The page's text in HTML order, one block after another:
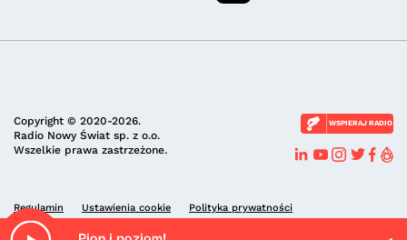
Copyright © 2020-2026.
Radio Nowy Świat sp. z o.o.
Wszelkie prawa zastrzeżone.
WSPIERAJ RADIO
Regulamin Ustawienia cookie Polityka prywatności